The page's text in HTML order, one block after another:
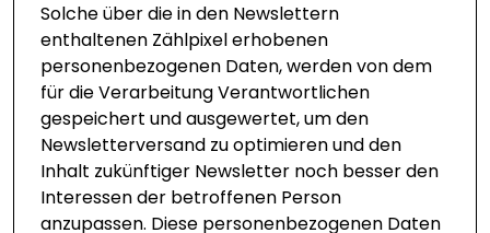
Solche über die in den Newslettern
enthaltenen Zählpixel erhobenen
personenbezogenen Daten, werden von dem
für die Verarbeitung Verantwortlichen
gespeichert und ausgewertet, um den
Newsletterversand zu optimieren und den
Inhalt zukünftiger Newsletter noch besser den
Interessen der betroffenen Person
anzupassen. Diese personenbezogenen Daten